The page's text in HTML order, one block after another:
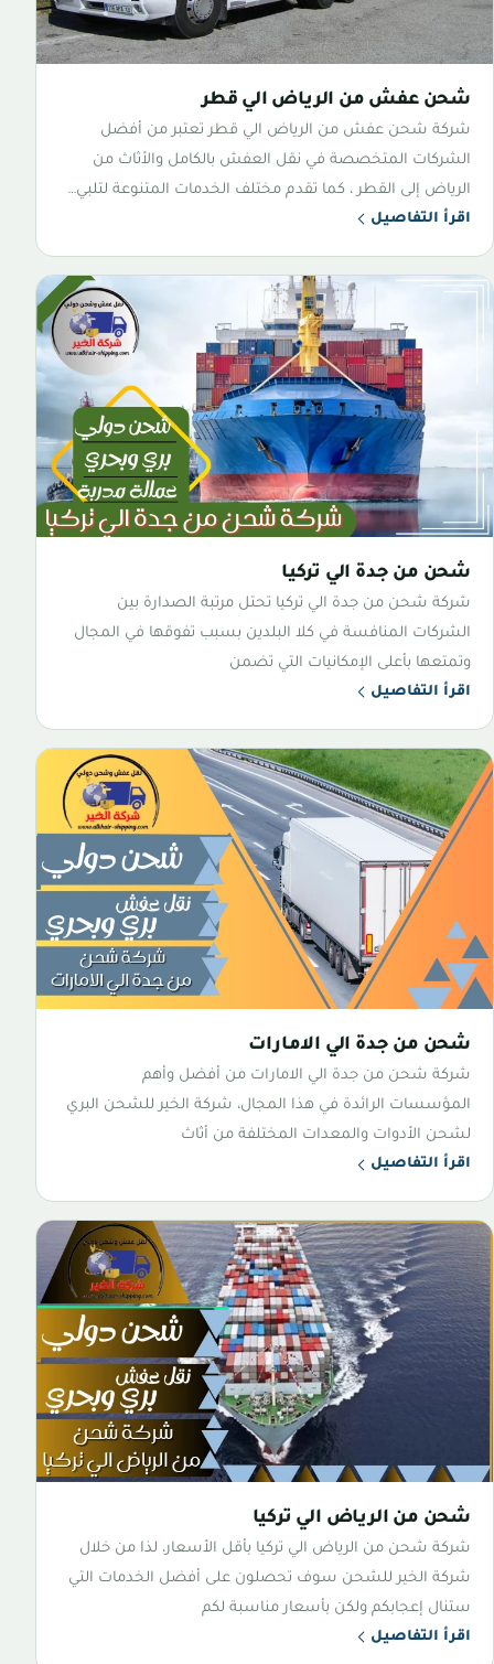
شحن عفش من الرياض الي قطر
شركة شحن عفش من الرياض الي قطر تعتبر من أفضل
الشركات المتخصصة في نقل العفش بالكامل والأثاث من
الرياض إلى القطر ، كما تقدم مختلف الخدمات المتنوعة لتلبي…
اقرأ التفاصيل
شحن من جدة الي تركيا
شركة شحن من جدة الي تركيا تحتل مرتبة الصدارة بين
الشركات المنافسة في كلا البلدين بسبب تفوقها في المجال
وتمتعها بأعلى الإمكانيات التي تضمن
اقرأ التفاصيل
شحن من جدة الي الامارات
شركة شحن من جدة الي الامارات من أفضل وأهم
المؤسسات الرائدة في هذا المجال، شركة الخير للشحن البري
لشحن الأدوات والمعدات المختلفة من أثاث
اقرأ التفاصيل
شحن من الرياض الي تركيا
شركة شحن من الرياض الي تركيا بأقل الأسعار، لذا من خلال
شركة الخير للشحن سوف تحصلون على أفضل الخدمات التي
ستنال إعجابكم ولكن بأسعار مناسبة لكم
اقرأ التفاصيل